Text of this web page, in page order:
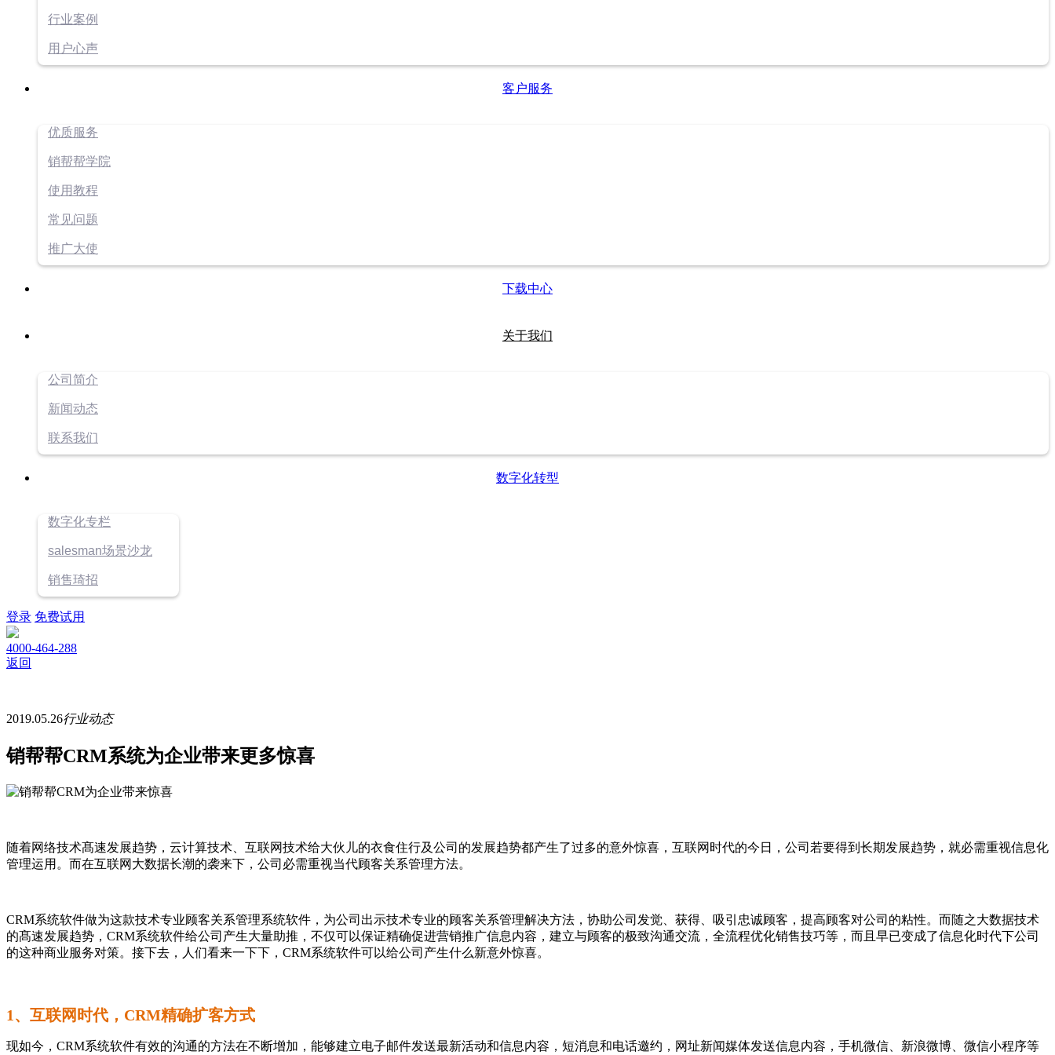
行业案例
用户心声
客户服务
优质服务
销帮帮学院
使用教程
常见问题
推广大使
下载中心
关于我们
公司简介
新闻动态
联系我们
数字化转型
数字化专栏
salesman场景沙龙
销售琦招
登录 免费试用
4000-464-288
返回
2019.05.26行业动态
销帮帮CRM系统为企业带来更多惊喜
随着网络技术髙速发展趋势，云计算技术、互联网技术给大伙儿的衣食住行及公司的发展趋势都产生了过多的意外惊喜，互联网时代的今日，公司若要得到长期发展趋势，就必需重视信息化
管理运用。而在互联网大数据长潮的袭来下，公司必需重视当代顾客关系管理方法。
CRM系统软件做为这款技术专业顾客关系管理系统软件，为公司出示技术专业的顾客关系管理解决方法，协助公司发觉、获得、吸引忠诚顾客，提高顾客对公司的粘性。而随之大数据技术
的髙速发展趋势，CRM系统软件给公司产生大量助推，不仅可以保证精确促进营销推广信息内容，建立与顾客的极致沟通交流，全流程优化销售技巧等，而且早已变成了信息化时代下公司
的这种商业服务对策。接下去，人们看来一下下，CRM系统软件可以给公司产生什么新意外惊喜。
1、互联网时代，CRM精确扩客方式
现如今，CRM系统软件有效的沟通的方法在不断增加，能够建立电子邮件发送最新活动和信息内容，短消息和电话邀约，网址新闻媒体发送信息内容，手机微信、新浪微博、微信小程序等